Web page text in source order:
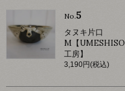
No.5
タヌキ片口
M【UMESHISO
工房】
3,190円(税込)